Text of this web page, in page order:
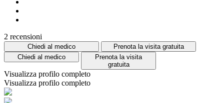
2 recensioni
Chiedi al medico
Prenota la visita gratuita
Chiedi al medico
Prenota la visita
gratuita
Visualizza profilo completo
Visualizza profilo completo